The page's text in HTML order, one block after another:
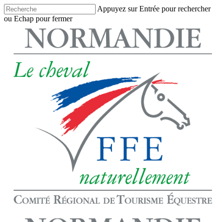
Skip
to
Appuyez sur Entrée pour rechercher
ou Echap pour fermer